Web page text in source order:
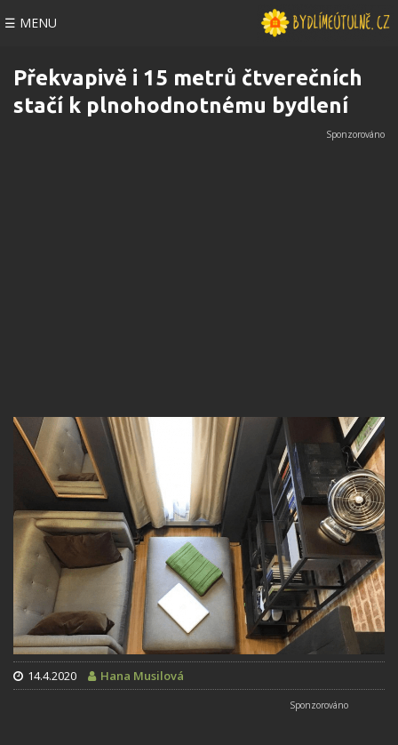
☰ MENU
Překvapivě i 15 metrů čtverečních
stačí k plnohodnotnému bydlení
14.4.2020 Hana Musilová